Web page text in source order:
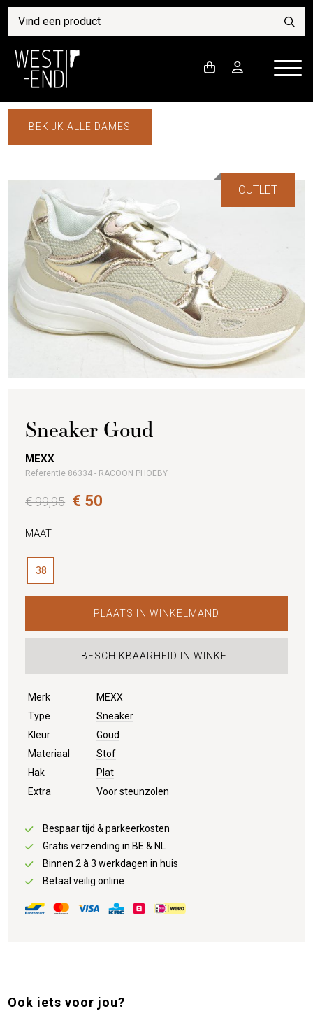
BEKIJK ALLE DAMES
OUTLET
Sneaker Goud
MEXX
Referentie 86334 - RACOON PHOEBY
€ 99,95 € 50
MAAT
38
PLAATS IN WINKELMAND
BESCHIKBAARHEID IN WINKEL
Merk
MEXX
Type
Sneaker
Kleur
Goud
Materiaal
Stof
Hak
Plat
Extra
Voor steunzolen
Bespaar tijd & parkeerkosten
Gratis verzending in BE & NL
Binnen 2 à 3 werkdagen in huis
Betaal veilig online
Ook iets voor jou?